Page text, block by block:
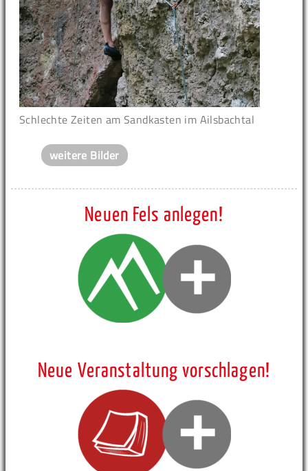
Schlechte Zeiten am Sandkasten im Ailsbachtal
weitere Bilder
Neuen Fels anlegen!
Neue Veranstaltung vorschlagen!